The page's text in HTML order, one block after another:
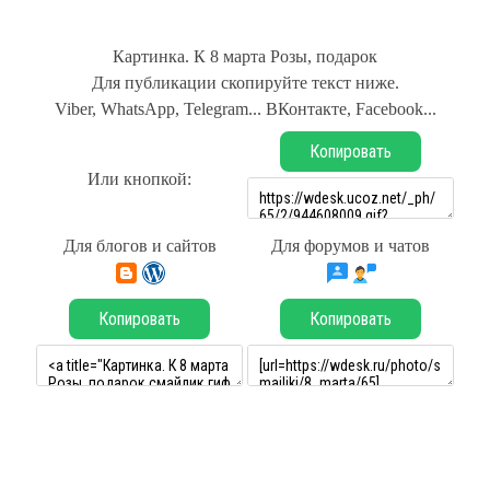
Картинка. К 8 марта Розы, подарок
Для публикации скопируйте текст ниже.
Viber, WhatsApp, Telegram... ВКонтакте, Facebook...
Или кнопкой:
Копировать
Для блогов и сайтов Для форумов и чатов
Копировать Копировать